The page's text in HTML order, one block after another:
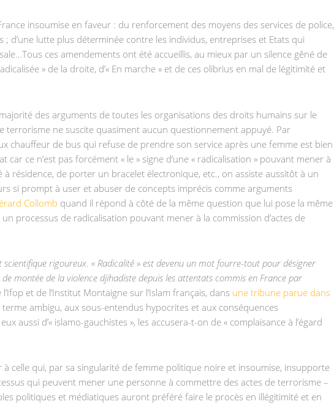
insoumise en faveur : du renforcement des moyens des services de police,
d’une lutte plus déterminée contre les individus, entreprises et Etats qui
ces amendements ont été accueillis, au mieux par un silence gêné de
» de la droite, d’« En marche » et de ces olibrius en mal de légitimité et
des arguments de toutes les organisations des droits humains sur le
ne suscite quasiment aucun questionnement appuyé. Par
chauffeur de bus qui refuse de prendre son service après une femme est bien
ce n’est pas forcément « le » signe d’une « radicalisation » pouvant mener à
à résidence, de porter un bracelet électronique, etc., on assiste aussitôt à un
si prompt à user et abuser de concepts imprécis comme arguments
Collomb quand il répond à côté de la même question que lui pose la même
processus de radicalisation pouvant mener à la commission d’actes de
scientifique rigoureux. « Radicalité » est devenu un mot fourre-tout pour désigner
montée de la violence djihadiste depuis les attentats commis en France par
et de l’Institut Montaigne sur l’Islam français, dans une tribune parue dans
ambigu, aux sous-entendus hypocrites et aux conséquences
aussi d’« islamo-gauchistes », les accusera-t-on de « complaisance à l’égard
celle qui, par sa singularité de femme politique noire et insoumise, insupporte
qui peuvent mener une personne à commettre des actes de terrorisme –
politiques et médiatiques auront préféré faire le procès en illégitimité et en